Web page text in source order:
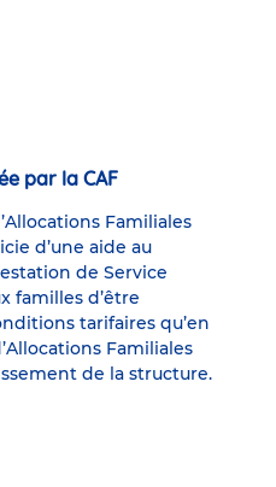
par la CAF
Familiales
d’une aide au
de Service
familles d’être
tarifaires qu’en
Familiales
de la structure.